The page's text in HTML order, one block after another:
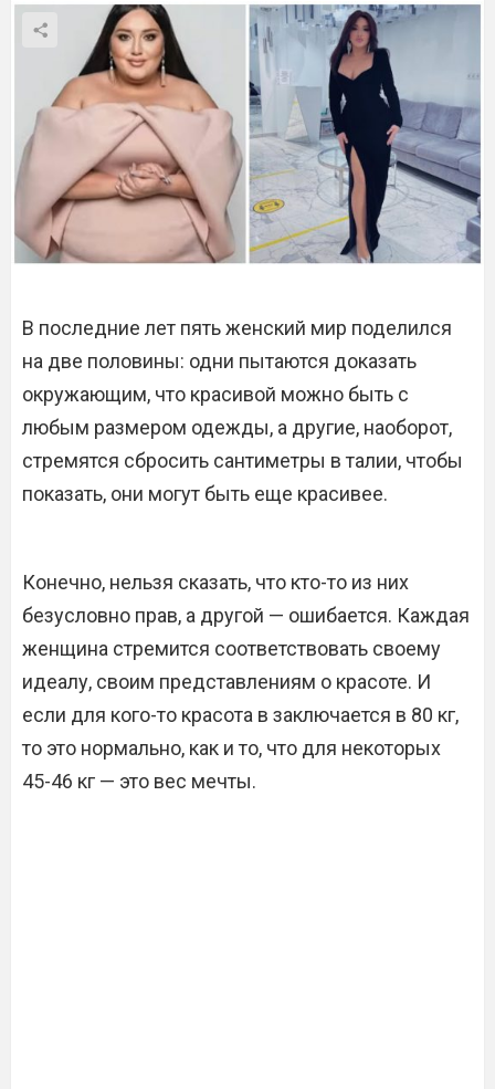
В последние лет пять женский мир поделился
на две половины: одни пытаются доказать
окружающим, что красивой можно быть с
любым размером одежды, а другие, наоборот,
стремятся сбросить сантиметры в талии, чтобы
показать, они могут быть еще красивее.
Конечно, нельзя сказать, что кто-то из них
безусловно прав, а другой — ошибается. Каждая
женщина стремится соответствовать своему
идеалу, своим представлениям о красоте. И
если для кого-то красота в заключается в 80 кг,
то это нормально, как и то, что для некоторых
45-46 кг — это вес мечты.